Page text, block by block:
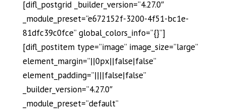
[difl_postgrid _builder_version=”4.27.0″
_module_preset=”e672152f-3200-4f51-bc1e-
81dfc39c0fce” global_colors_info=”{}”]
[difl_postitem type=”image” image_size=”large”
element_margin=”||0px||false|false”
element_padding=”||||false|false”
_builder_version=”4.27.0″
_module_preset=”default”